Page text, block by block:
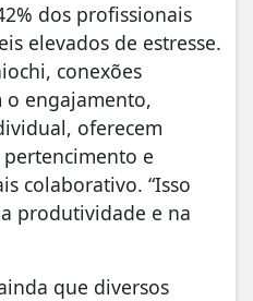
dos profissionais
elevados de estresse.
conexões
o engajamento,
oferecem
e
colaborativo. “Isso
produtividade e na
que diversos